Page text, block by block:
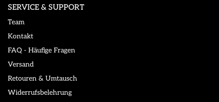
SERVICE & SUPPORT
Team
Kontakt
FAQ - Häufige Fragen
Versand
Retouren & Umtausch
Widerrufsbelehrung